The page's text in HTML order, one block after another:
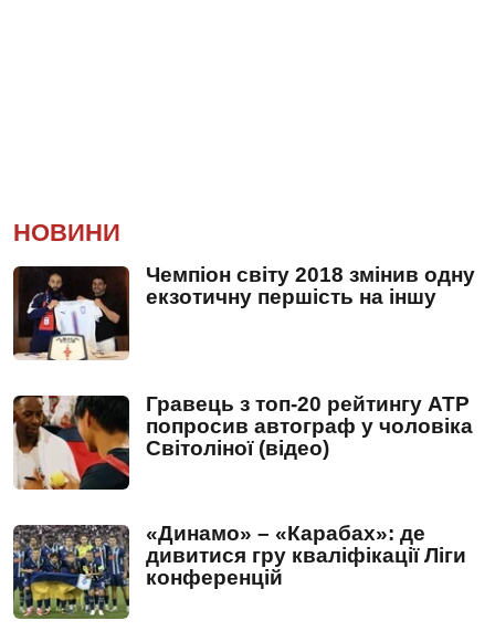
НОВИНИ
Чемпіон світу 2018 змінив одну
екзотичну першість на іншу
Гравець з топ-20 рейтингу ATP
попросив автограф у чоловіка
Світоліної (відео)
«Динамо» – «Карабах»: де
дивитися гру кваліфікації Ліги
конференцій